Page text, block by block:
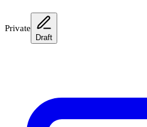
Private
Draft